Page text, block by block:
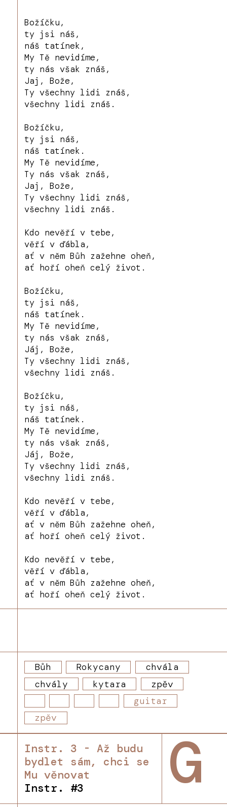
Božíčku,
ty jsi náš,
náš tatínek,
My Tě nevidíme,
ty nás však znáš,
Jaj, Bože,
Ty všechny lidi znáš,
všechny lidi znáš.
Božíčku,
ty jsi náš,
náš tatínek.
My Tě nevidíme,
Ty nás však znáš,
Jaj, Bože,
Ty všechny lidi znáš,
všechny lidi znáš.
Kdo nevěří v tebe,
věří v ďábla,
ať v něm Bůh zažehne oheň,
ať hoří oheň celý život.
Božíčku,
ty jsi náš,
náš tatínek.
My Tě nevidíme,
ty nás však znáš,
Jáj, Bože,
Ty všechny lidi znáš,
všechny lidi znáš.
Božíčku,
ty jsi náš,
náš tatínek.
My Tě nevidíme,
ty nás však znáš,
Jáj, Bože,
Ty všechny lidi znáš,
všechny lidi znáš.
Kdo nevěří v tebe,
věří v ďábla,
ať v něm Bůh zažehne oheň,
ať hoří oheň celý život.
Kdo nevěří v tebe,
věří v ďábla,
ať v něm Bůh zažehne oheň,
ať hoří oheň celý život.
Bůh Rokycany
chvála
chvály
kytara
zpěv
guitar
zpěv
Instr. 3 - Až budu
bydlet sám, chci se
Mu věnovat
Instr. #3
G